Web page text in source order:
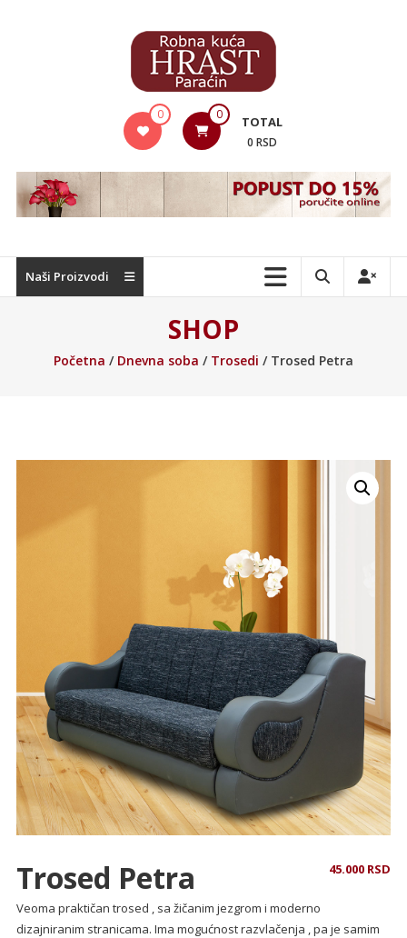
Nameštaj
0 0 TOTAL
0 RSD
Naši Proizvodi
SHOP
Početna / Dnevna soba / Trosedi / Trosed Petra
Trosed Petra 45.000 RSD
Veoma praktičan trosed , sa žičanim jezgrom i moderno
dizajniranim stranicama. Ima mogućnost razvlačenja , pa je samim